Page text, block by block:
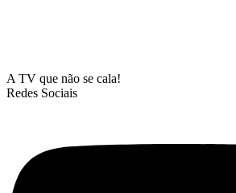
A TV que não se cala!
Redes Sociais